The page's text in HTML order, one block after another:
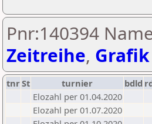
Pnr:140394
Zeitreihe,
tnrSt turnier bdld
Elozahl per 01.04.2020
Elozahl per 01.07.2020